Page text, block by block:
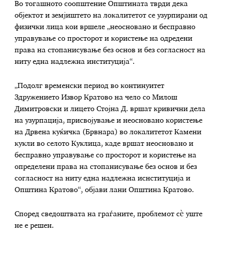
Во тогашното соопштение Општината тврди дека
објектот и земјиштето на локалитетот се узурпирани од
физички лица кои вршеле „неосновано и бесправно
управување со просторот и користење на одредени
права на стопанисување без основ и без согласност на
ниту една надлежна институција“.
„Подолг временски период во континуитет
Здружението Извор Кратово на чело со Милош
Димитровски и лицето Стојна Д. вршат кривични дела
на узурпација, присвојување и неосновано користење
на Дрвена куќичка (Брвнара) во локалитетот Камени
кукли во селото Куклица, каде вршат неосновано и
бесправно управување со просторот и користење на
определени права на стопанисување без основ и без
согласност на ниту една надлежна иснституција и
Општина Кратово“, објави лани Општина Кратово.
Според сведоштвата на граѓаните, проблемот сѐ уште
не е решен.